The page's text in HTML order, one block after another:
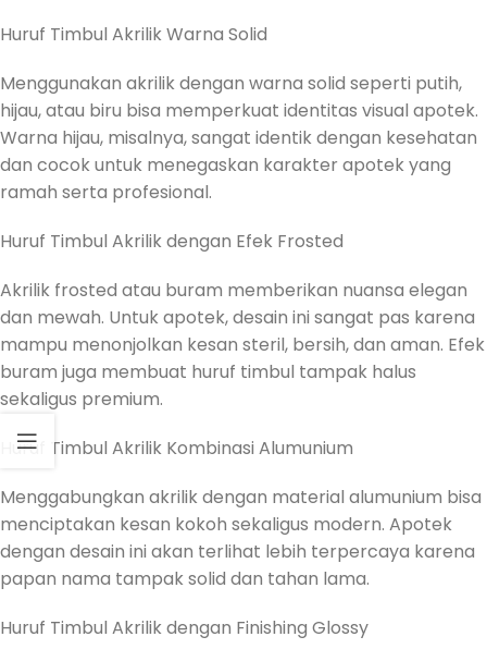
Huruf Timbul Akrilik Warna Solid
Menggunakan akrilik dengan warna solid seperti putih,
hijau, atau biru bisa memperkuat identitas visual apotek.
Warna hijau, misalnya, sangat identik dengan kesehatan
dan cocok untuk menegaskan karakter apotek yang
ramah serta profesional.
Huruf Timbul Akrilik dengan Efek Frosted
Akrilik frosted atau buram memberikan nuansa elegan
dan mewah. Untuk apotek, desain ini sangat pas karena
mampu menonjolkan kesan steril, bersih, dan aman. Efek
buram juga membuat huruf timbul tampak halus
sekaligus premium.
Huruf Timbul Akrilik Kombinasi Alumunium
Menggabungkan akrilik dengan material alumunium bisa
menciptakan kesan kokoh sekaligus modern. Apotek
dengan desain ini akan terlihat lebih terpercaya karena
papan nama tampak solid dan tahan lama.
Huruf Timbul Akrilik dengan Finishing Glossy